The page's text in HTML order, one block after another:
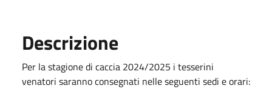
Descrizione
Per la stagione di caccia 2024/2025 i tesserini
venatori saranno consegnati nelle seguenti sedi e orari: